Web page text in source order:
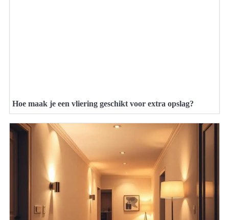
Hoe maak je een vliering geschikt voor extra opslag?